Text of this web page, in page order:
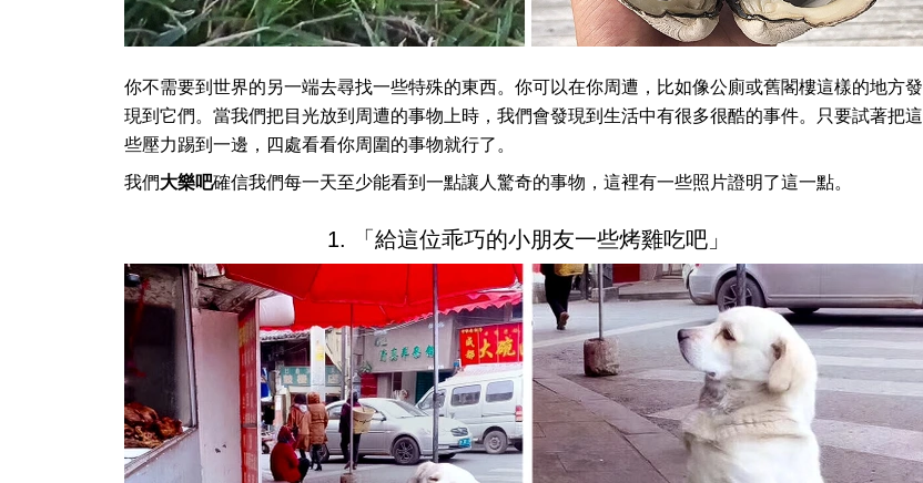
你不需要到世界的另一端去尋找一些特殊的東西。你可以在你周遭，比如像公廁或舊閣樓這樣的地方發
現到它們。當我們把目光放到周遭的事物上時，我們會發現到生活中有很多很酷的事件。只要試著把這
些壓力踢到一邊，四處看看你周圍的事物就行了。
我們大樂吧確信我們每一天至少能看到一點讓人驚奇的事物，這裡有一些照片證明了這一點。
1. 「給這位乖巧的小朋友一些烤雞吃吧」